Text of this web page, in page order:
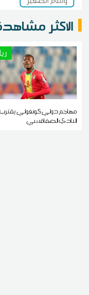
الاكثر
مهاجم دولي كونغولي
النادي الصفاقسي